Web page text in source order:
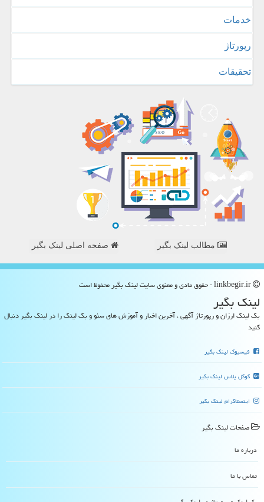
خدمات
رپورتاژ
تحقیقات
مطالب لینک بگیر صفحه اصلی لینک بگیر
لینك بگیر
بک لینک ارزان و رپورتاژ آگهی ، آخرین اخبار و آموزش های سئو و بک لینک را در لینک بگیر دنبال
کنید
فیسبوک لینک بگیر
گوگل پلاس لینک بگیر
اینستاگرام لینک بگیر
صفحات لینك بگیر
درباره ما
تماس با ما